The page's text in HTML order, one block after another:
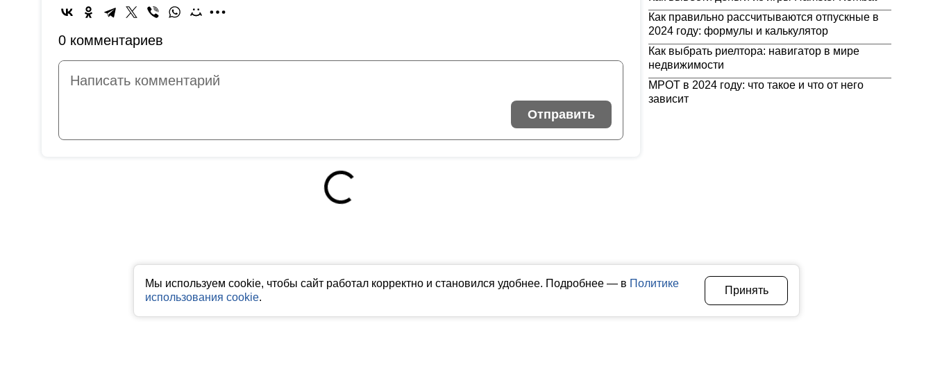
Мы используем cookie, чтобы сайт работал корректно и становился удобнее. Подробнее — в Политике
использования cookie.
Принять
0 комментариев
Отправить
Как правильно рассчитываются отпускные в
2024 году: формулы и калькулятор
Как выбрать риелтора: навигатор в мире
недвижимости
МРОТ в 2024 году: что такое и что от него
зависит